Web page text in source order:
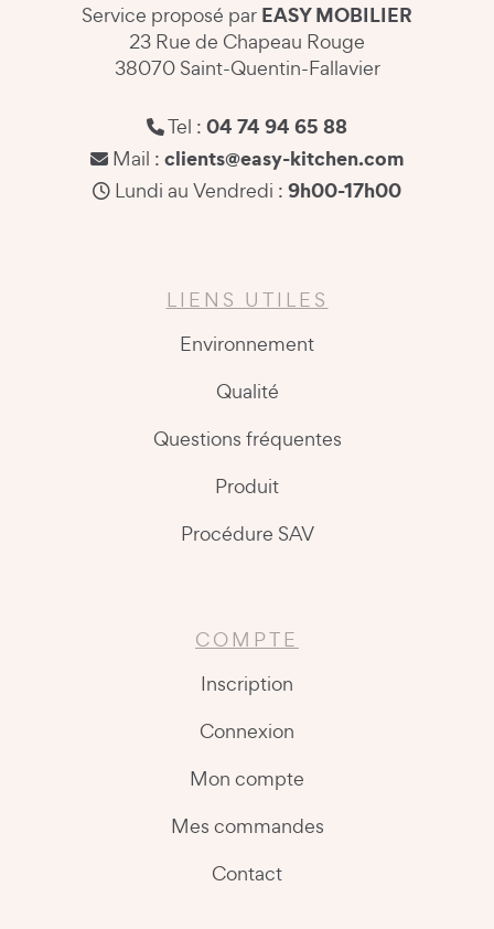
Service proposé par EASY MOBILIER
23 Rue de Chapeau Rouge
38070 Saint-Quentin-Fallavier
Tel : 04 74 94 65 88
Mail : clients@easy-kitchen.com
Lundi au Vendredi : 9h00-17h00
LIENS UTILES
Environnement
Qualité
Questions fréquentes
Produit
Procédure SAV
COMPTE
Inscription
Connexion
Mon compte
Mes commandes
Contact